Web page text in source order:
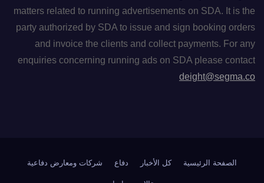
matters related to running advertisements on SDA. It is the
party authorized by SDA to issue and sign booking orders
and invoice the clients and collect payments. For any
enquiries concerning running ads on SDA please contact
deight@segma.co
الصفحة الرئيسية كل الأخبار دفاع شركات ومعارض دفاعية